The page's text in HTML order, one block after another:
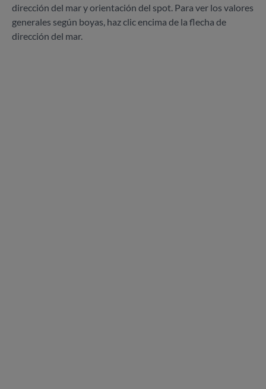
dirección del mar y orientación del spot. Para ver los valores
generales según boyas, haz clic encima de la flecha de
dirección del mar.